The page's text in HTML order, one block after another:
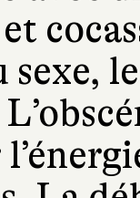
sexe,